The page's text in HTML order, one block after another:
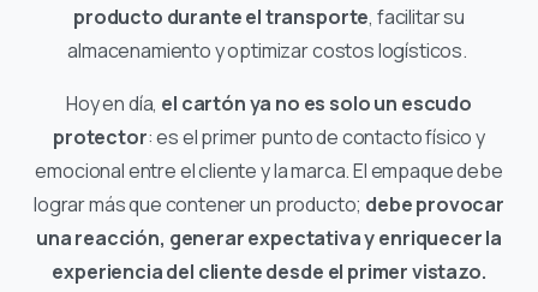
producto durante el transporte, facilitar su
almacenamiento y optimizar costos logísticos.
Hoy en día, el cartón ya no es solo un escudo
protector: es el primer punto de contacto físico y
emocional entre el cliente y la marca. El empaque debe
lograr más que contener un producto; debe provocar
una reacción, generar expectativa y enriquecer la
experiencia del cliente desde el primer vistazo.